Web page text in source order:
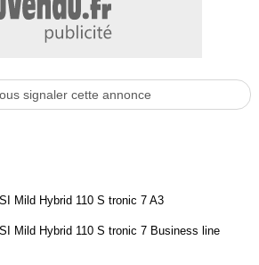
signaler cette annonce
Mild Hybrid 110 S tronic 7 A3
Mild Hybrid 110 S tronic 7 Business line